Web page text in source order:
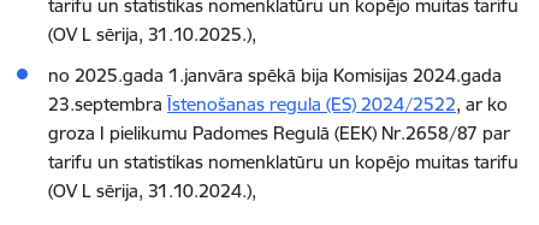
tarifu un statistikas nomenklatūru un kopējo muitas tarifu
(OV L sērija, 31.10.2025.),
no 2025.gada 1.janvāra spēkā bija Komisijas 2024.gada
23.septembraĪstenošanas regula (ES) 2024/2522, ar ko
groza I pielikumu Padomes Regulā (EEK) Nr.2658/87 par
tarifu un statistikas nomenklatūru un kopējo muitas tarifu
(OV L sērija, 31.10.2024.),